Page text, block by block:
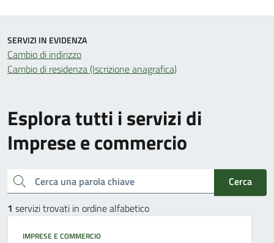
Esplora tutti i servizi di
Imprese e commercio
Cerca una parola chiave
Cerca
1 servizi trovati in ordine alfabetico
IMPRESE E COMMERCIO
SERVIZI IN EVIDENZA
Cambio di indirizzo
Cambio di residenza (Iscrizione anagrafica)